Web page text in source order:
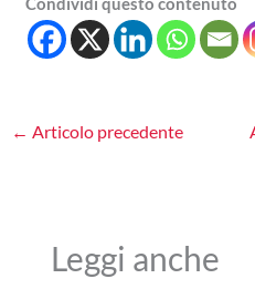
← Articolo precedente
Leggi anche